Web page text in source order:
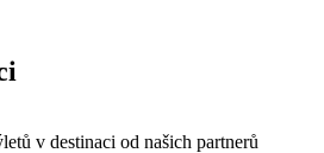
v destinaci od našich partnerů